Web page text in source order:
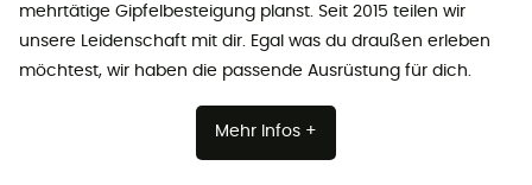
mehrtätige Gipfelbesteigung planst. Seit 2015 teilen wir
unsere Leidenschaft mit dir. Egal was du draußen erleben
möchtest, wir haben die passende Ausrüstung für dich.
Mehr Infos +